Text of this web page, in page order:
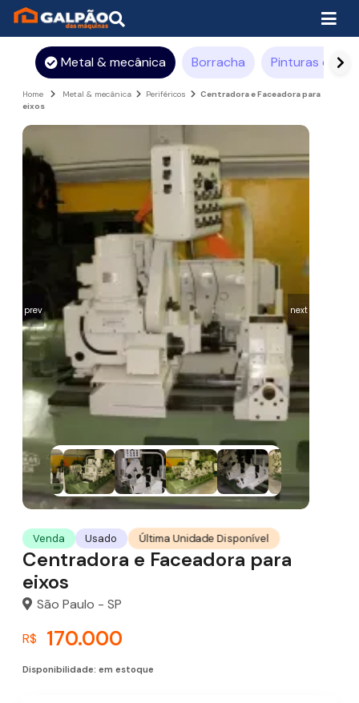
Metal & mecânica Borracha Pinturas e
Home Metal & mecânica Periféricos
Centradora e Faceadora para
eixos
prev next
Venda Usado Última Unidade Disponível
Centradora e Faceadora para
eixos
São Paulo - SP
R$ 170.000
Disponibilidade: em estoque